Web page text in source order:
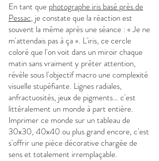
En tant que photographe iris basé près de
Pessac, je constate que la réaction est
souvent la même après une séance : « Je ne
m'attendais pas à ça ». L'iris, ce cercle
coloré que l'on voit dans un miroir chaque
matin sans vraiment y prêter attention,
révèle sous l'objectif macro une complexité
visuelle stupéfiante. Lignes radiales,
anfractuosités, jeux de pigments… c'est
littéralement un monde à part entière.
Imprimer ce monde sur un tableau de
30x30, 40x40 ou plus grand encore, c'est
s'offrir une pièce décorative chargée de
sens et totalement irremplaçable.